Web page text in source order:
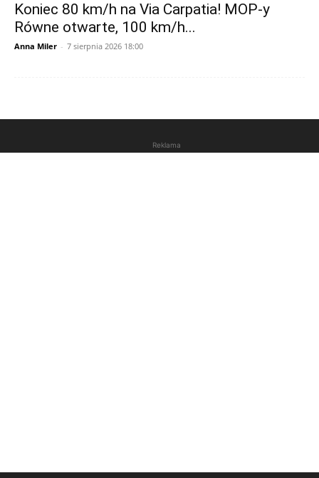
Koniec 80 km/h na Via Carpatia! MOP-y
Równe otwarte, 100 km/h...
Anna Miler - 7 sierpnia 2026 18:00
Reklama